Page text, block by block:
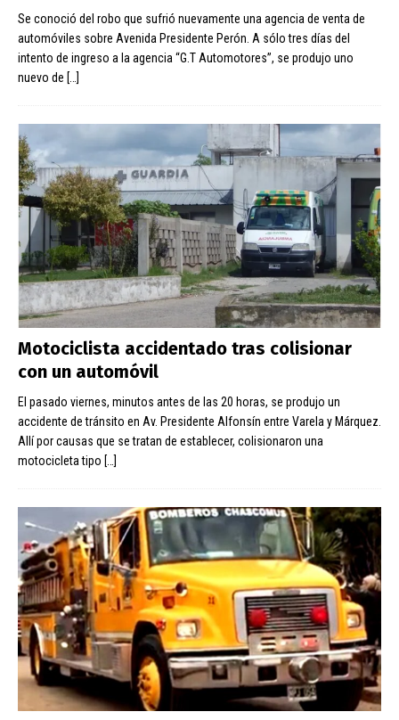
Se conoció del robo que sufrió nuevamente una agencia de venta de
automóviles sobre Avenida Presidente Perón. A sólo tres días del
intento de ingreso a la agencia “G.T Automotores”, se produjo uno
nuevo de […]
Motociclista accidentado tras colisionar
con un automóvil
El pasado viernes, minutos antes de las 20 horas, se produjo un
accidente de tránsito en Av. Presidente Alfonsín entre Varela y Márquez.
Allí por causas que se tratan de establecer, colisionaron una
motocicleta tipo […]